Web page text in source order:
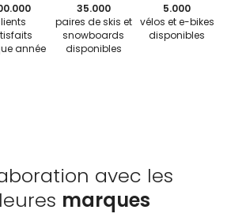
année
35.000
paires de skis et
snowboards
disponibles
5.000
vélos et e-bikes
disponibles
avec les
marques